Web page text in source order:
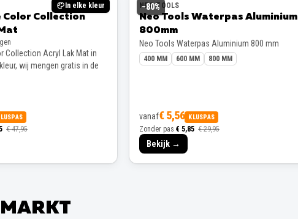
In elke kleur
Color Collection
Collection Acryl Lak Mat in
wij mengen gratis in de
€ 47,95
−80%
NEO TOOLS
Neo Tools Waterpas Aluminium
800mm
Neo Tools Waterpas Aluminium 800 mm
400 MM 600 MM 800 MM
vanaf€ 5,56 KLUSPAS
Zonder pas € 5,85 € 29,95
Bekijk →